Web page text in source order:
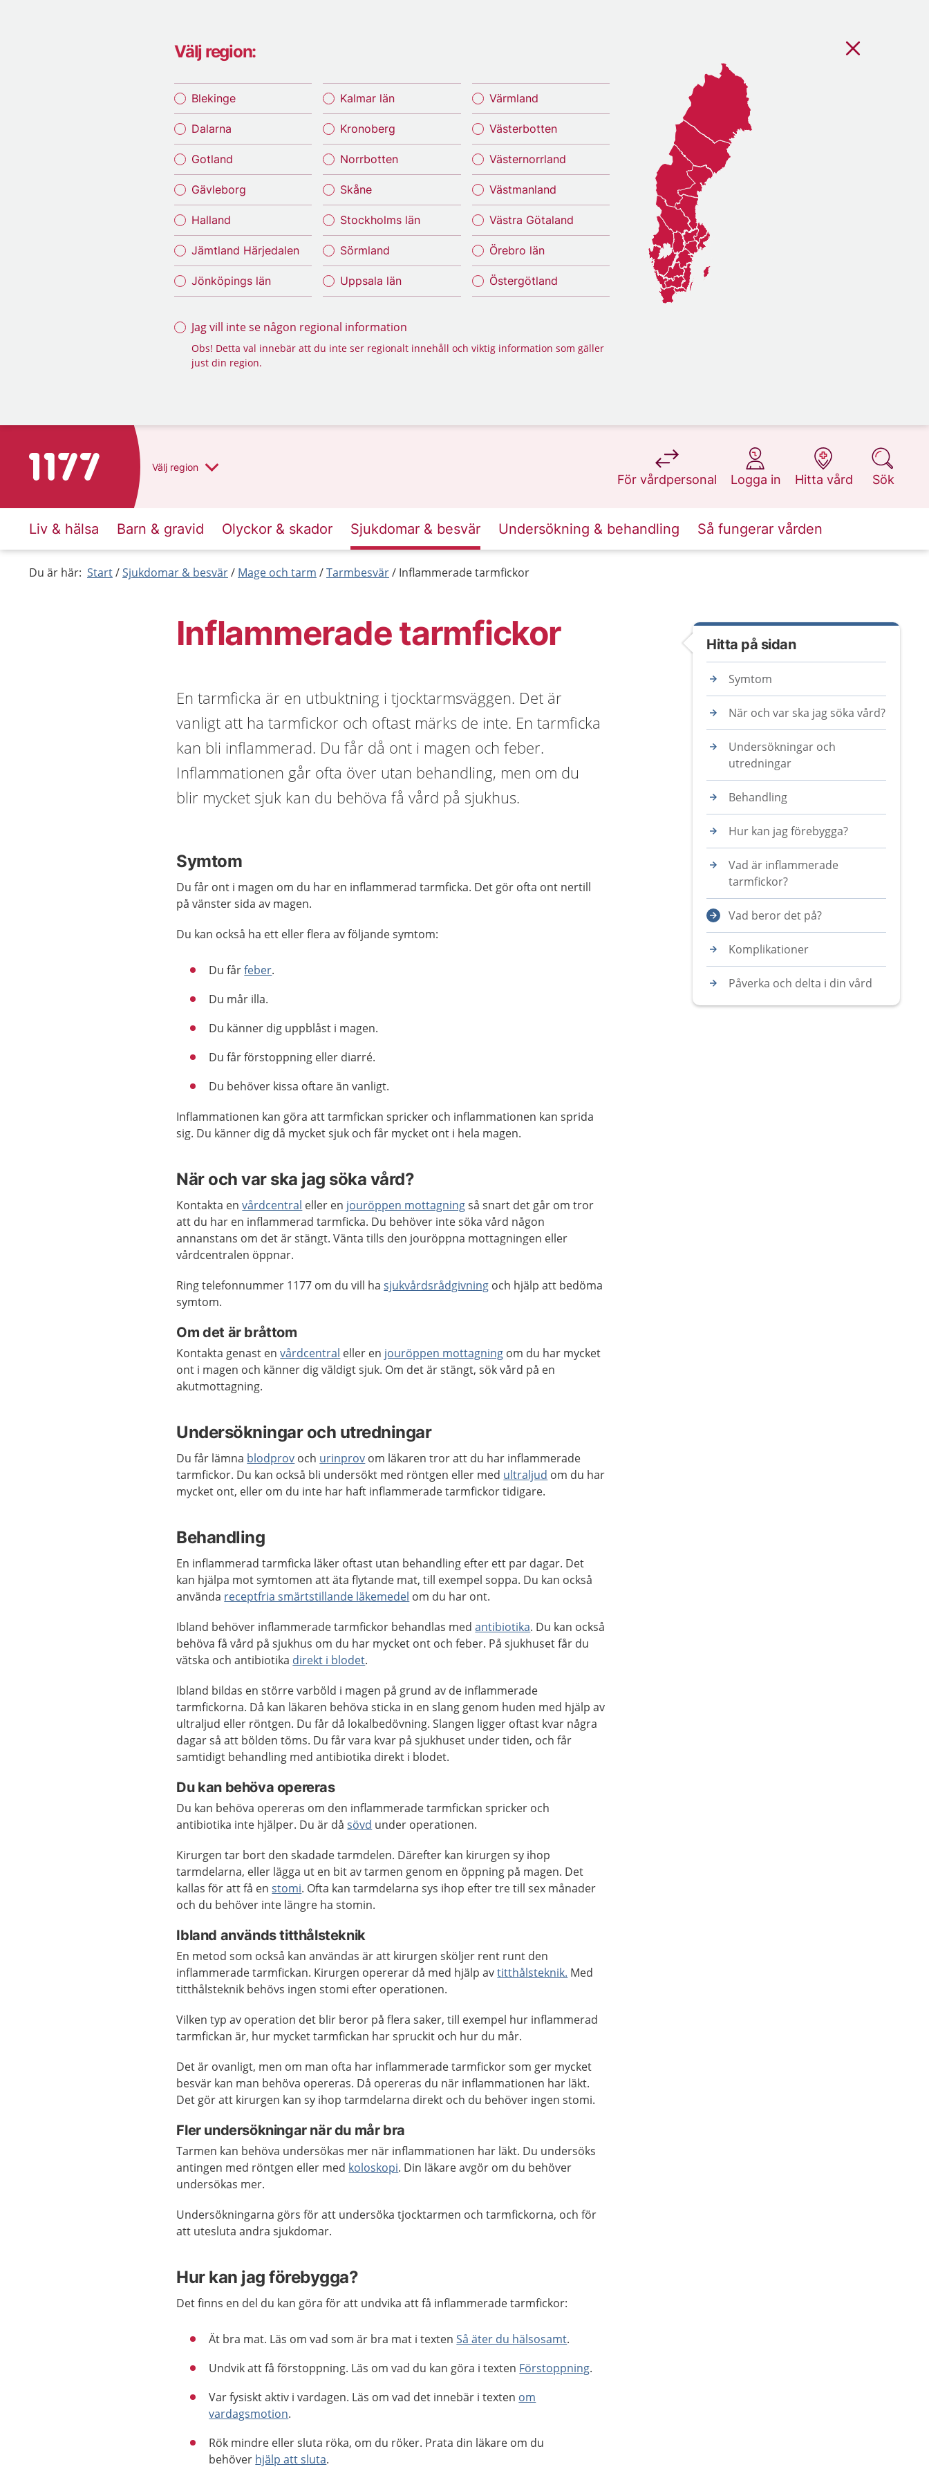
Välj region:
Blekinge
Dalarna
Gotland
Gävleborg
Halland
Jämtland Härjedalen
Jönköpings län
Kalmar län
Kronoberg
Norrbotten
Skåne
Stockholms län
Sörmland
Uppsala län
Värmland
Västerbotten
Västernorrland
Västmanland
Västra Götaland
Örebro län
Östergötland
Jag vill inte se någon regional information
Obs! Detta val innebär att du inte ser regionalt innehåll och viktig information som gäller
just din region.
Till startsidan för 1177 Välj region
För vårdpersonal
på 1177.se
Logga in
på 1177.se
Hitta vård
på 1177.se
Sök
på 1177.se
Liv & hälsa Barn & gravid Olyckor & skador Sjukdomar & besvär Undersökning & behandling Så fungerar vården
Du är här: Start Sjukdomar & besvär Mage och tarm Tarmbesvär Inflammerade tarmfickor
Inflammerade tarmfickor
En tarmficka är en utbuktning i tjocktarmsväggen. Det är
vanligt att ha tarmfickor och oftast märks de inte. En tarmficka
kan bli inflammerad. Du får då ont i magen och feber.
Inflammationen går ofta över utan behandling, men om du
blir mycket sjuk kan du behöva få vård på sjukhus.
Symtom
Du får ont i magen om du har en inflammerad tarmficka. Det gör ofta ont nertill
på vänster sida av magen.
Du kan också ha ett eller flera av följande symtom:
Du fårfeber.
Du mår illa.
Du känner dig uppblåst i magen.
Du får förstoppning eller diarré.
Du behöver kissa oftare än vanligt.
Inflammationen kan göra att tarmfickan spricker och inflammationen kan sprida
sig. Du känner dig då mycket sjuk och får mycket ont i hela magen.
När och var ska jag söka vård?
Kontakta envårdcentral eller en jouröppen mottagningså snart det går om tror
att du har en inflammerad tarmficka. Du behöver inte söka vård någon
annanstans om det är stängt. Vänta tills den jouröppna mottagningen eller
vårdcentralen öppnar.
Ring telefonnummer 1177 om du vill hasjukvårdsrådgivning och hjälp att bedöma
symtom.
Om det är bråttom
Kontakta genast envårdcentral eller en jouröppen mottagning om du har mycket
ont i magen och känner dig väldigt sjuk. Om det är stängt, sök vård på en
akutmottagning.
Undersökningar och utredningar
Du får lämna blodprov och urinprov om läkaren tror att du har inflammerade
tarmfickor. Du kan också bli undersökt med röntgen eller med ultraljud om du har
mycket ont, eller om du inte har haft inflammerade tarmfickor tidigare.
Behandling
En inflammerad tarmficka läker oftast utan behandling efter ett par dagar. Det
kan hjälpa mot symtomen att äta flytande mat, till exempel soppa. Du kan också
använda receptfria smärtstillande läkemedel om du har ont.
Ibland behöver inflammerade tarmfickor behandlas medantibiotika. Du kan också
behöva få vård på sjukhus om du har mycket ont och feber. På sjukhuset får du
vätska och antibiotika direkt i blodet.
Ibland bildas en större varböld i magen på grund av de inflammerade
tarmfickorna. Då kan läkaren behöva sticka in en slang genom huden med hjälp av
ultraljud eller röntgen. Du får då lokalbedövning. Slangen ligger oftast kvar några
dagar så att bölden töms. Du får vara kvar på sjukhuset under tiden, och får
samtidigt behandling med antibiotika direkt i blodet.
Du kan behöva opereras
Du kan behöva opereras om den inflammerade tarmfickan spricker och
antibiotika inte hjälper. Du är dåsövd under operationen.
Kirurgen tar bort den skadade tarmdelen. Därefter kan kirurgen sy ihop
tarmdelarna, eller lägga ut en bit av tarmen genom en öppning på magen. Det
kallas för att få enstomi. Ofta kan tarmdelarna sys ihop efter tre till sex månader
och du behöver inte längre ha stomin.
Ibland används titthålsteknik
En metod som också kan användas är att kirurgen sköljer rent runt den
inflammerade tarmfickan. Kirurgen opererar då med hjälp avtitthålsteknik. Med
titthålsteknik behövs ingen stomi efter operationen.
Vilken typ av operation det blir beror på flera saker, till exempel hur inflammerad
tarmfickan är, hur mycket tarmfickan har spruckit och hur du mår.
Det är ovanligt, men om man ofta har inflammerade tarmfickor som ger mycket
besvär kan man behöva opereras. Då opereras du när inflammationen har läkt.
Det gör att kirurgen kan sy ihop tarmdelarna direkt och du behöver ingen stomi.
Fler undersökningar när du mår bra
Tarmen kan behöva undersökas mer när inflammationen har läkt. Du undersöks
antingen med röntgen eller med koloskopi. Din läkare avgör om du behöver
undersökas mer.
Undersökningarna görs för att undersöka tjocktarmen och tarmfickorna, och för
att utesluta andra sjukdomar.
Hur kan jag förebygga?
Det finns en del du kan göra för att undvika att få inflammerade tarmfickor:
Ät bra mat. Läs om vad som är bra mat i textenSå äter du hälsosamt.
Undvik att få förstoppning. Läs om vad du kan göra i texten Förstoppning.
Var fysiskt aktiv i vardagen. Läs om vad det innebär i texten om
vardagsmotion.
Rök mindre eller sluta röka, om du röker. Prata din läkare om du
behöver hjälp att sluta.
Hitta på sidan
Symtom
När och var ska jag söka vård?
Undersökningar och
utredningar
Behandling
Hur kan jag förebygga?
Vad är inflammerade
tarmfickor?
Vad beror det på?
Komplikationer
Påverka och delta i din vård